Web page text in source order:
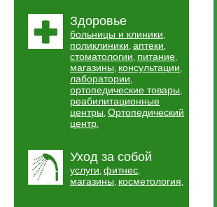
Здоровье
больницы и клиники,
поликлиники, аптеки,
стоматологии, питание,
магазины, консультации,
лаборатории,
ортопедические товары,
реабилитационные
центры, Ортопедический
центр,
Уход за собой
услуги, фитнес,
магазины, косметология,